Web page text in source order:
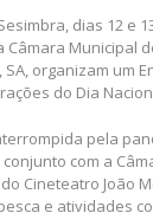
dias 12 e
Câmara Municipal
organizam um
do Dia
pela
com a
Cineteatro João
e atividades